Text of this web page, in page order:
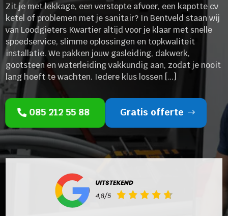
Zit je met lekkage, een verstopte afvoer, een kapotte cv
ketel of problemen met je sanitair? In Bentveld staan wij
van Loodgieters Kwartier altijd voor je klaar met snelle
spoedservice, slimme oplossingen en topkwaliteit
installatie. We pakken jouw gasleiding, dakwerk,
gootsteen en waterleiding vakkundig aan, zodat je nooit
lang hoeft te wachten. Iedere klus lossen […]
085 212 55 88 Gratis offerte